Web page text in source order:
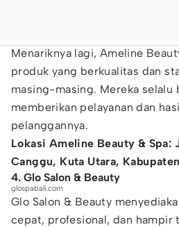
Menariknya lagi, Ameline
produk yang berkualitas dan
masing-masing. Mereka selalu
memberikan pelayanan dan
pelanggannya.
Lokasi Ameline Beauty & Spa:
Canggu, Kuta Utara,
4. Glo Salon & Beauty
glospabali.com
Glo Salon & Beauty
cepat, profesional, dan hampir